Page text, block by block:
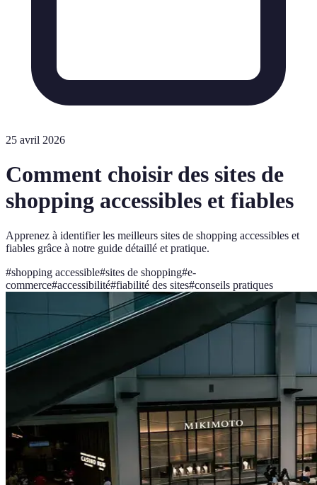
25 avril 2026
Comment choisir des sites de
shopping accessibles et fiables
Apprenez à identifier les meilleurs sites de shopping accessibles et
fiables grâce à notre guide détaillé et pratique.
#shopping accessible#sites de shopping#e-
commerce#accessibilité#fiabilité des sites#conseils pratiques